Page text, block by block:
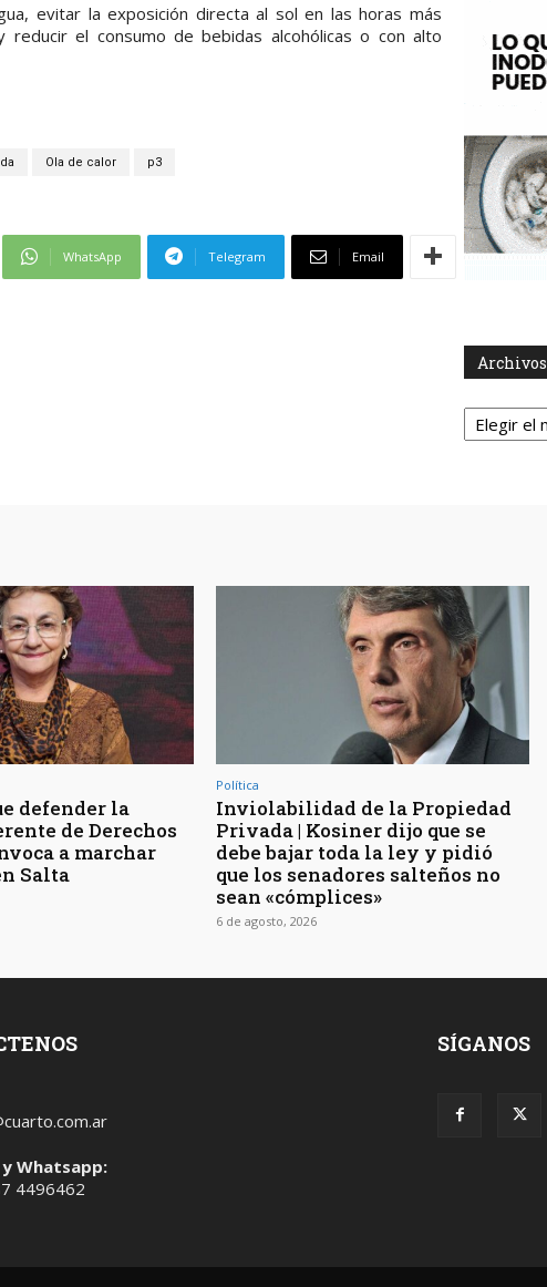
evitar la exposición directa al sol en las horas más
el consumo de bebidas alcohólicas o con alto
Ola de calor p3
WhatsApp Telegram Email
Archivos
Archivos
defender la
de Derechos
a marchar
Salta
Política
Inviolabilidad de la Propiedad
Privada | Kosiner dijo que se
debe bajar toda la ley y pidió
que los senadores salteños no
sean «cómplices»
6 de agosto, 2026
Whatsapp:
4496462
SÍGANOS